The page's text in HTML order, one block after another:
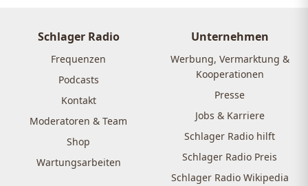
Schlager Radio
Frequenzen
Podcasts
Kontakt
Moderatoren & Team
Shop
Wartungsarbeiten
Unternehmen
Werbung, Vermarktung &
Kooperationen
Presse
Jobs & Karriere
Schlager Radio hilft
Schlager Radio Preis
Schlager Radio Wikipedia